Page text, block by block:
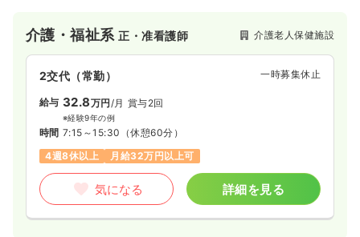
介護・福祉系正・准看護師 介護老人保健施設
2交代（常勤） 一時募集休止
給与 32.8万円/月 賞与2回
※経験9年の例
時間 7:15～15:30 （休憩60分）
4週8休以上
月給32万円以上可
気になる 詳細を見る